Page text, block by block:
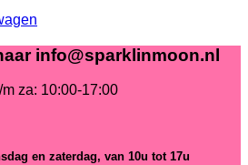
info@sparklinmoon.nl
za: 10:00-17:00
en zaterdag, van 10u tot 17u